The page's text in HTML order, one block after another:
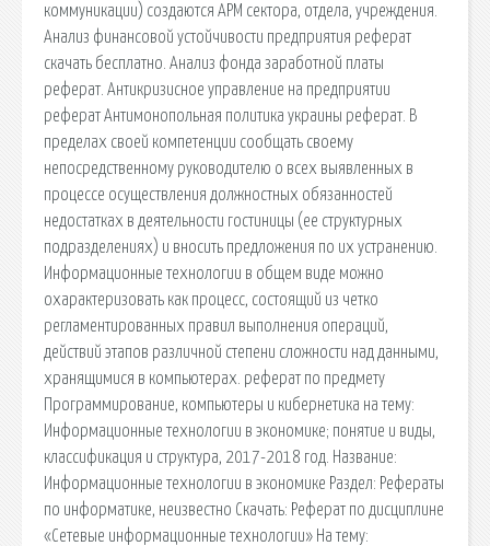
коммуникации) создаются АРМ сектора, отдела, учреждения.
Анализ финансовой устойчивости предприятия реферат
скачать бесплатно. Анализ фонда заработной платы
реферат. Антикризисное управление на предприятии
реферат Антимонопольная политика украины реферат. В
пределах своей компетенции сообщать своему
непосредственному руководителю о всех выявленных в
процессе осуществления должностных обязанностей
недостатках в деятельности гостиницы (ее структурных
подразделениях) и вносить предложения по их устранению.
Информационные технологии в общем виде можно
охарактеризовать как процесс, состоящий из четко
регламентированных правил выполнения операций,
действий этапов различной степени сложности над данными,
хранящимися в компьютерах. реферат по предмету
Программирование, компьютеры и кибернетика на тему:
Информационные технологии в экономике; понятие и виды,
классификация и структура, 2017-2018 год. Название:
Информационные технологии в экономике Раздел: Рефераты
по информатике, неизвестно Скачать: Реферат по дисциплине
«Сетевые информационные технологии» На тему: